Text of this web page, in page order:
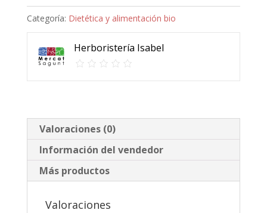
Boldo
cantidad
Categoría: Dietética y alimentación bio
Herboristería Isabel
Valoraciones (0)
Información del vendedor
Más productos
Valoraciones